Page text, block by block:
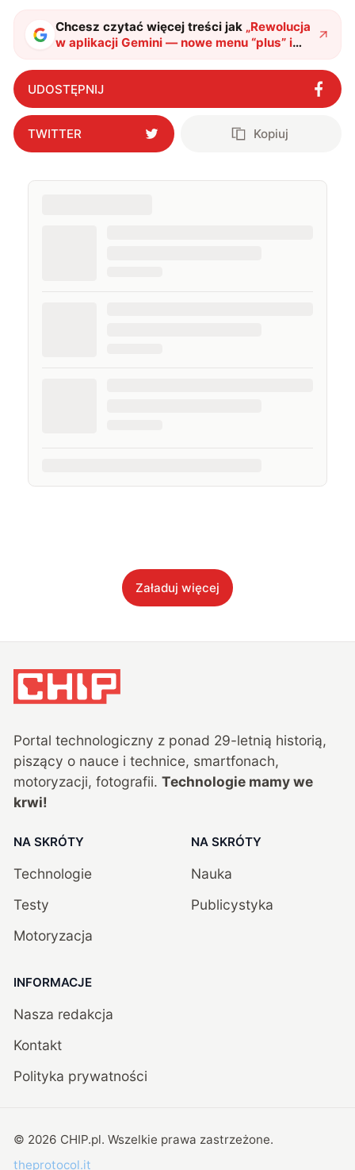
Chcesz czytać więcej treści jak „Rewolucja
w aplikacji Gemini — nowe menu “plus” i
funkcje Audio Overwiev"?
UDOSTĘPNIJ
TWITTER Kopiuj
Załaduj więcej
Portal technologiczny z ponad 29-letnią historią,
piszący o nauce i technice, smartfonach,
motoryzacji, fotografii. Technologie mamy we
krwi!
NA SKRÓTY
Technologie
Testy
Motoryzacja
NA SKRÓTY
Nauka
Publicystyka
INFORMACJE
Nasza redakcja
Kontakt
Polityka prywatności
© 2026 CHIP.pl. Wszelkie prawa zastrzeżone.
theprotocol.it